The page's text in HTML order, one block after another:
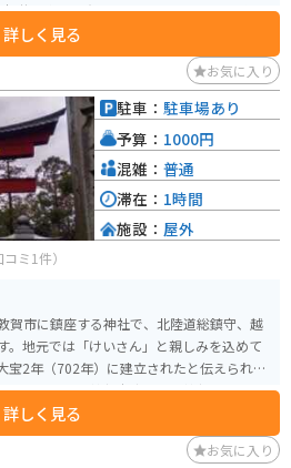
井県内でも有数のレンガ建築物として知ら
中で食事を楽しむことができます。周辺
観光にもオススメです。
詳しく見る
お気に入り
コミ1件）
賀市に鎮座する神社で、北陸道総鎮守、越
。地元では「けいさん」と親しみを込めて
宝2年（702年）に建立されたと伝えられ、
た。現在は神社本庁の別表神社です。 こ
り、その長い歴史とともに、文化的・歴史
参拝者を迎えています。また、屈指のパワー
方が多いです。特に長命水を目的に来る人
詳しく見る
駐車： 駐車場あり
予算： 1000円
混雑： 普通
滞在： 1時間
施設： 屋外
お気に入り